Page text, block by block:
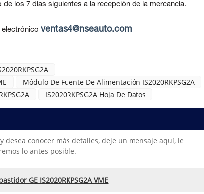
los 7 días siguientes a la recepción de la mercancía.
ventas4@nseauto.com
Módulo De Fuente De Alimentación IS2020RKPSG2A
IS2020RKPSG2A Hoja De Datos
desea conocer más detalles, deje un mensaje aquí, le
lo antes posible.
GE IS2020RKPSG2A VME